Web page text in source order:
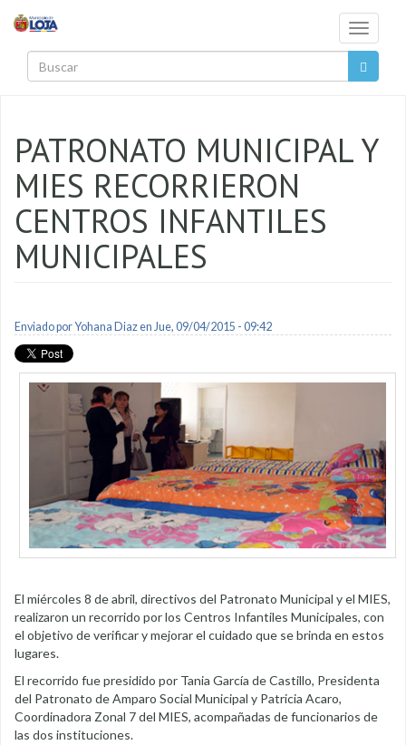
Toggle
PATRONATO MUNICIPAL Y
MIES RECORRIERON
CENTROS INFANTILES
MUNICIPALES
Enviado porYohana Diazen Jue, 09/04/2015 - 09:42
El miércoles 8 de abril, directivos del Patronato Municipal y el MIES,
realizaron un recorrido por los Centros Infantiles Municipales, con
el objetivo de verificar y mejorar el cuidado que se brinda en estos
lugares.
El recorrido fue presidido por Tania García de Castillo, Presidenta
del Patronato de Amparo Social Municipal y Patricia Acaro,
Coordinadora Zonal 7 del MIES, acompañadas de funcionarios de
las dos instituciones.